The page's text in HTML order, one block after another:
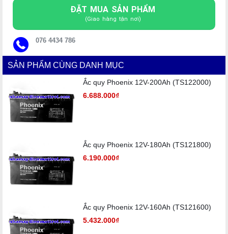
ĐẶT MUA SẢN PHẨM
(Giao hàng tận nơi)
076 4434 786
SẢN PHẨM CÙNG DANH MỤC
Ắc quy Phoenix 12V-200Ah (TS122000)
6.688.000₫
Ắc quy Phoenix 12V-180Ah (TS121800)
6.190.000₫
Ắc quy Phoenix 12V-160Ah (TS121600)
5.432.000₫